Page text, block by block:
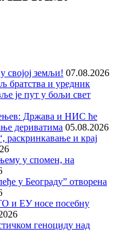
својој земљи! 07.08.2026
братства и уредник
је пут у бољи свет
Држава и НИС ће
дериватима 05.08.2026
и крај
у спомен, на
у Београду” отворена
и ЕУ носе посебну
геноциду над